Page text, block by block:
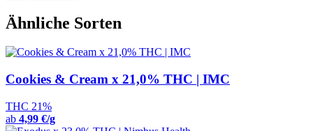
Ähnliche Sorten
Cookies & Cream x 21,0% THC | IMC
THC 21%
ab 4,99 €/g